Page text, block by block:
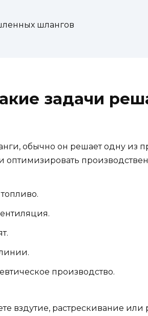
шлангов
задачи
обычно он решает одну из
оптимизировать
производство.
растрескивание или